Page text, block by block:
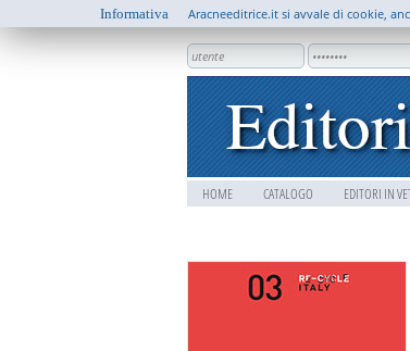
HOME CATALOGO EDITORI IN
Informativa Aracneeditrice.it si avvale di cookie,